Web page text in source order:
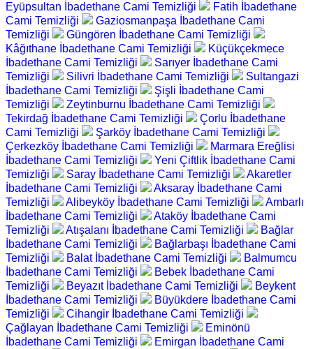
Eyüpsultan İbadethane Cami Temizliği
Fatih İbadethane
Cami Temizliği
Gaziosmanpaşa İbadethane Cami
Temizliği
Güngören İbadethane Cami Temizliği
Kâğıthane İbadethane Cami Temizliği
Küçükçekmece
İbadethane Cami Temizliği
Sarıyer İbadethane Cami
Temizliği
Silivri İbadethane Cami Temizliği
Sultangazi
İbadethane Cami Temizliği
Şişli İbadethane Cami
Temizliği
Zeytinburnu İbadethane Cami Temizliği
Tekirdağ İbadethane Cami Temizliği
Çorlu İbadethane
Cami Temizliği
Şarköy İbadethane Cami Temizliği
Çerkezköy İbadethane Cami Temizliği
Marmara Ereğlisi
İbadethane Cami Temizliği
Yeni Çiftlik İbadethane Cami
Temizliği
Saray İbadethane Cami Temizliği
Akaretler
İbadethane Cami Temizliği
Aksaray İbadethane Cami
Temizliği
Alibeyköy İbadethane Cami Temizliği
Ambarlı
İbadethane Cami Temizliği
Ataköy İbadethane Cami
Temizliği
Atışalanı İbadethane Cami Temizliği
Bağlar
İbadethane Cami Temizliği
Bağlarbaşı İbadethane Cami
Temizliği
Balat İbadethane Cami Temizliği
Balmumcu
İbadethane Cami Temizliği
Bebek İbadethane Cami
Temizliği
Beyazıt İbadethane Cami Temizliği
Beykent
İbadethane Cami Temizliği
Büyükdere İbadethane Cami
Temizliği
Cihangir İbadethane Cami Temizliği
Çağlayan İbadethane Cami Temizliği
Eminönü
İbadethane Cami Temizliği
Emirgan İbadethane Cami